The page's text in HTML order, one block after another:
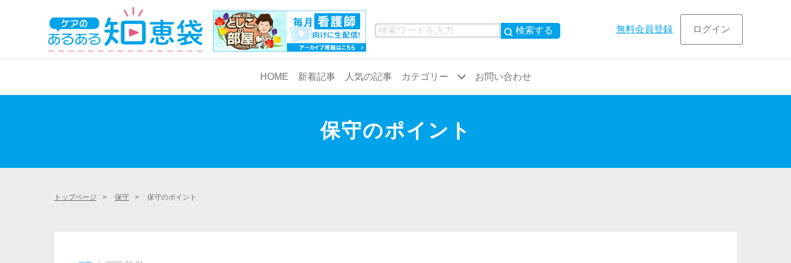
検索する 無料会員登録 ログイン
HOME 新着記事 人気の記事 カテゴリー
小児科
お問い合わせ
保守のポイント
トップページ > 保守 > 保守のポイント